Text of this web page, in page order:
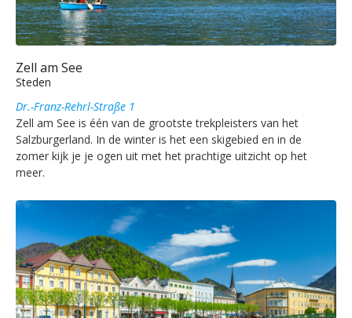
Zell am See
Steden
Dr.-Franz-Rehrl-Straße 1
Zell am See is één van de grootste trekpleisters van het
Salzburgerland. In de winter is het een skigebied en in de
zomer kijk je je ogen uit met het prachtige uitzicht op het
meer.